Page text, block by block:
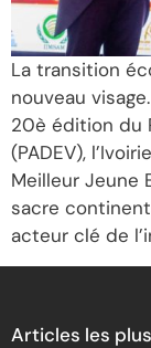
La transition
nouveau
20è édition du
(PADEV),
Meilleur Jeune
sacre
acteur clé de
Articles les